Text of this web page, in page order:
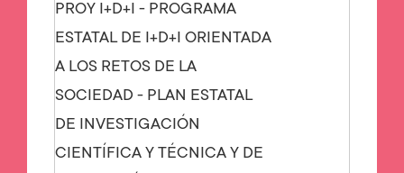
PROY I+D+I - PROGRAMA
ESTATAL DE I+D+I ORIENTADA
A LOS RETOS DE LA
SOCIEDAD - PLAN ESTATAL
DE INVESTIGACIÓN
CIENTÍFICA Y TÉCNICA Y DE